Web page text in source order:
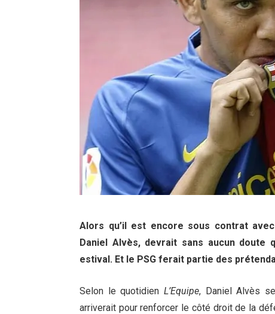
Alors qu’il est encore sous contrat
Daniel Alvès, devrait sans aucun
estival. Et le PSG ferait partie des
Selon le quotidien L’Equipe, Daniel Alvès
arriverait pour renforcer le côté droit de la